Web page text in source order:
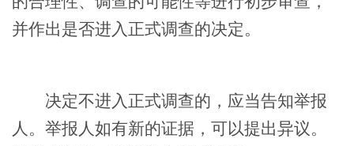
并作出是否进入正式调查的决定。
决定不进入正式调查的，应当告知举报
人。举报人如有新的证据，可以提出异议。